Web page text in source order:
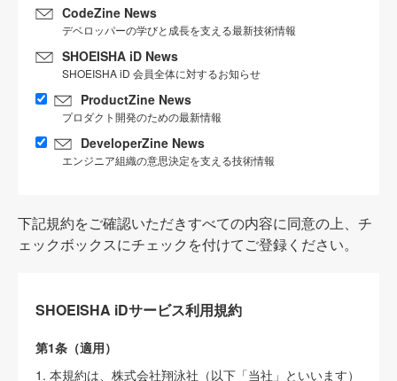
CodeZine News
デベロッパーの学びと成長を支える最新技術情報
SHOEISHA iD News
SHOEISHA iD 会員全体に対するお知らせ
ProductZine News
プロダクト開発のための最新情報
DeveloperZine News
エンジニア組織の意思決定を支える技術情報
下記規約をご確認いただきすべての内容に同意の上、チ
ェックボックスにチェックを付けてご登録ください。
SHOEISHA iDサービス利用規約
第1条（適用）
1. 本規約は、株式会社翔泳社（以下「当社」といいます）